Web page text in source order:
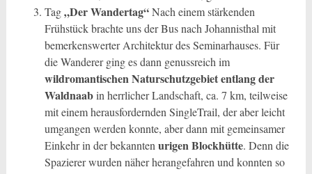
Tag„Der Wandertag“Nach einem stärkenden
Frühstück brachte uns der Bus nach Johannisthal mit
bemerkenswerter Architektur des Seminarhauses. Für
die Wanderer ging es dann genussreich im
wildromantischen Naturschutzgebiet entlang der
Waldnaabin herrlicher Landschaft, ca. 7 km, teilweise
mit einem herausfordernden SingleTrail, der aber leicht
umgangen werden konnte, aber dann mit gemeinsamer
Einkehr in der bekannten urigen Blockhütte. Denn die
Spazierer wurden näher herangefahren und konnten so